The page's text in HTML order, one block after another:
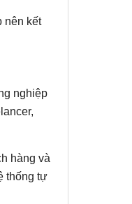
nên kết
nghiệp
hàng và
thống tự